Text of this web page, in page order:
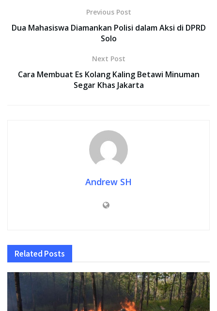
Previous Post
Dua Mahasiswa Diamankan Polisi dalam Aksi di DPRD
Solo
Next Post
Cara Membuat Es Kolang Kaling Betawi Minuman
Segar Khas Jakarta
Andrew SH
Related Posts